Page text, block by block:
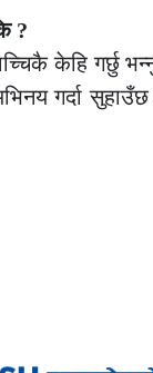
?
केहि गर्छु
गर्दा सुहाउँछ